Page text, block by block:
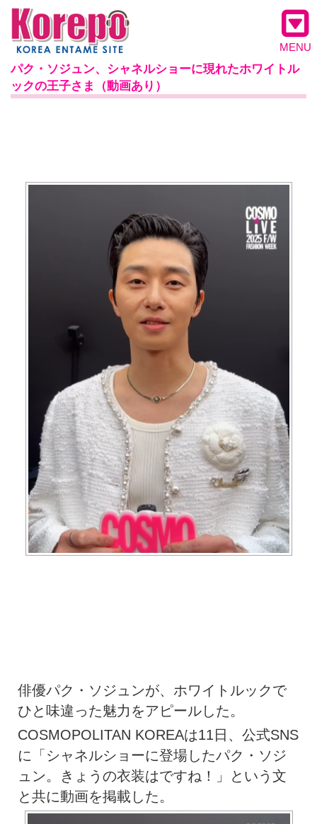
MENU
パク・ソジュン、シャネルショーに現れたホワイトル
ックの王子さま（動画あり）
俳優パク・ソジュンが、ホワイトルックで
ひと味違った魅力をアピールした。
COSMOPOLITAN KOREAは11日、公式SNS
に「シャネルショーに登場したパク・ソジ
ュン。きょうの衣装はですね！」という文
と共に動画を掲載した。